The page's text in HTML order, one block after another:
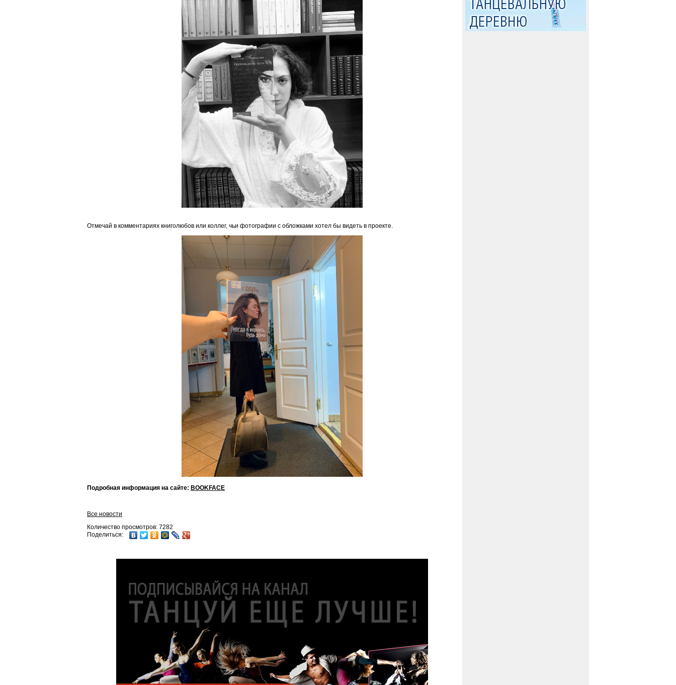
Отмечай в комментариях книголюбов или коллег, чьи фотографии с обложками хотел бы видеть в проекте.
Подробная информация на сайте: BOOKFACE
Все новости
Количество просмотров: 7282
Поделиться: